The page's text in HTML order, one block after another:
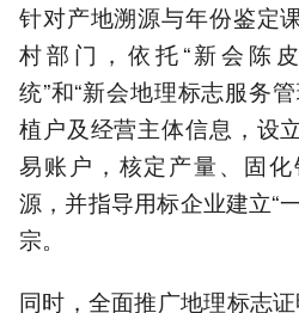
针对产地溯源与年份鉴定
村部门，依托“新会陈
统”和“新会地理标志服务
植户及经营主体信息，设
易账户，核定产量、固
源，并指导用标企业建立“
宗。
同时，全面推广地理标志